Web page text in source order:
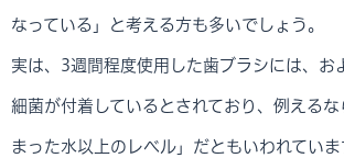
なっている」と考える方も多いでしょう。
実は、3週間程度使用した歯ブラシには、お
細菌が付着しているとされており、例える
まった水以上のレベル」だともいわれていま